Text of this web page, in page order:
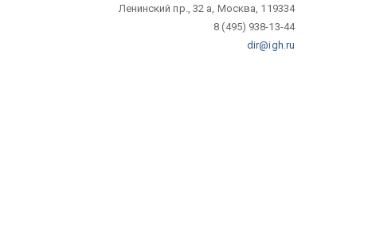
Ленинский пр., 32 а, Москва, 119334
8 (495) 938-13-44
dir@igh.ru